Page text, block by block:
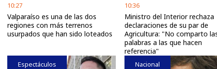
10:27
Valparaíso es una de las dos
regiones con más terrenos
usurpados que han sido loteados
10:36
Ministro del Interior rechaza
declaraciones de su par de
Agricultura: "No comparto
palabras a las que hacen
referencia"
Espectáculos Nacional